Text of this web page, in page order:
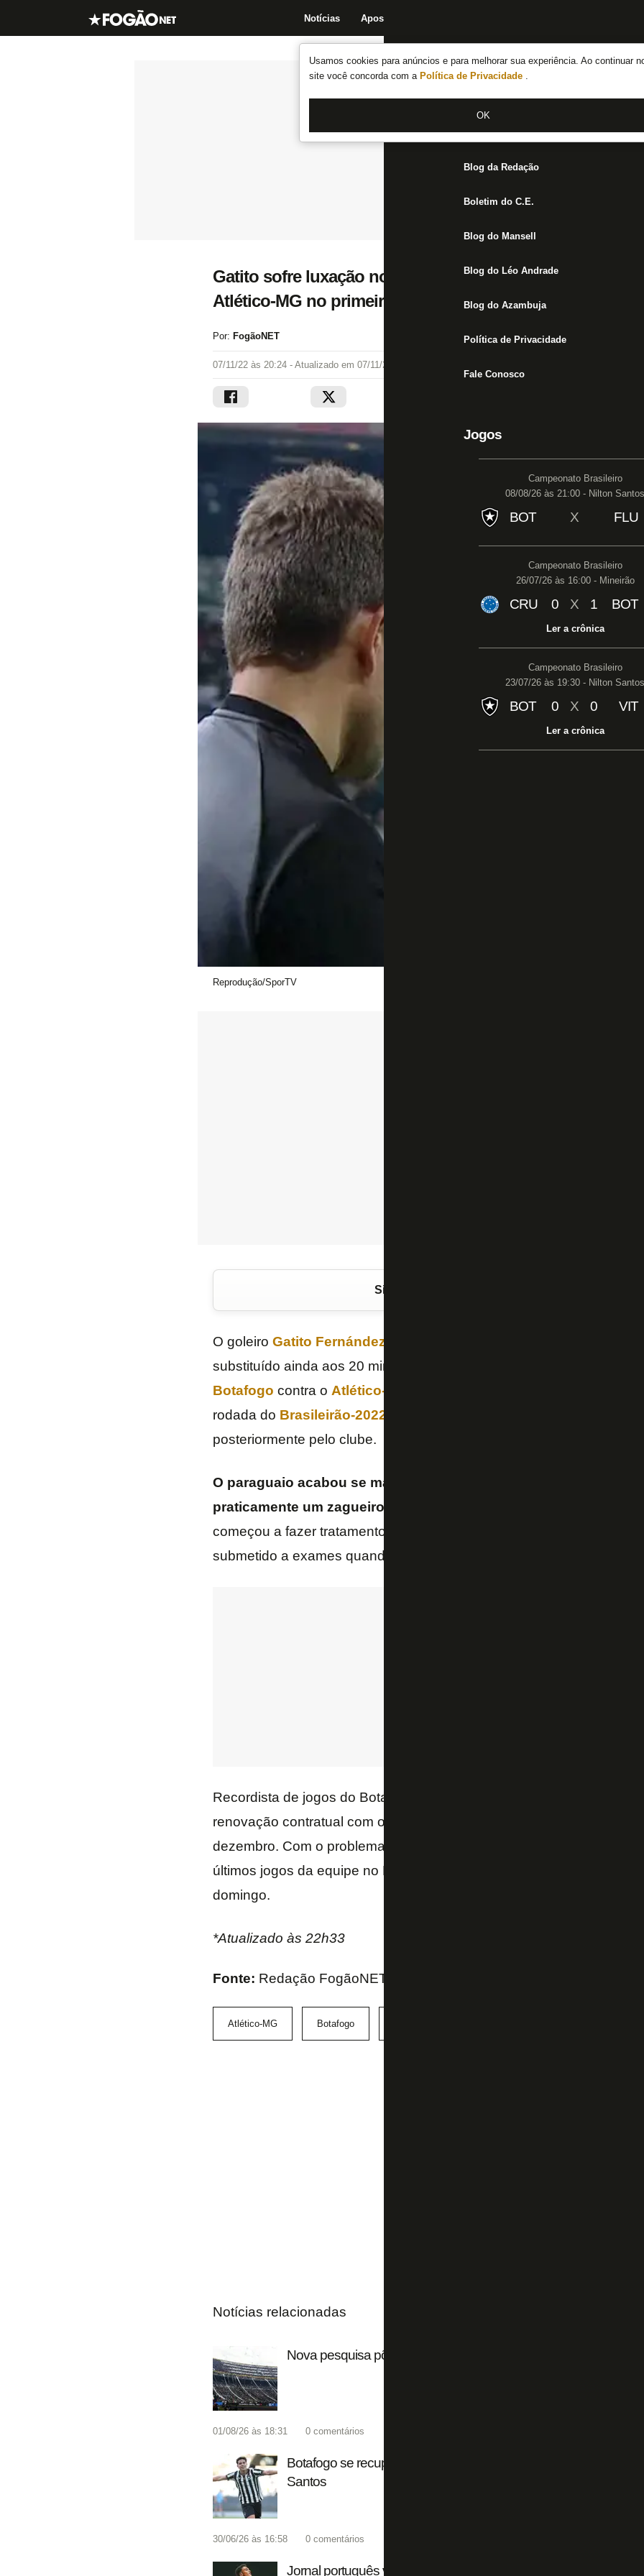
Usamos cookies para anúncios e para melhorar sua experiência. Ao continuar
site você concorda com a Política de Privacidade .
OK
Notícias Apostas
Notícias do Botafogo
Fórum
Jogos
Blog da Redação
Boletim do C.E.
Blog do Mansell
Blog do Léo Andrade
Blog do Azambuja
Política de Privacidade
Fale Conosco
Jogos
Campeonato Brasileiro
08/08/26 às 21:00 - Nilton Santos
BOT X FLU
Campeonato Brasileiro
26/07/26 às 16:00 - Mineirão
CRU 0 X 1 BOT
Ler a crônica
Campeonato Brasileiro
23/07/26 às 19:30 - Nilton Santos
BOT 0 X 0 VIT
Ler a crônica
Gatito sofre luxação no ombro e deixa jogo do Botafogo
Atlético-MG no primeiro tempo
Por: FogãoNET
07/11/22 às 20:24 - Atualizado em 07/11/22 às 22:33
Reprodução/SporTV
Siga o FogãoNET
O goleiro Gatito Fernández
substituído ainda aos 20 minutos do primeiro tempo por
Botafogo contra o Atlético-MG
rodada do Brasileirão-2022
posteriormente pelo clube.
O paraguaio acabou se machucando num lance em que saiu do
praticamente um zagueiro, tentando desarmar os jogadores do
começou a fazer tratamento ainda no banco de reservas, com gelo
submetido a exames quando voltar ao Rio de Janeiro.
Recordista de jogos do Botafogo entre atletas estrangeiros, Gatito
renovação contratual com o clube para 2023, já que o atual vínculo
dezembro. Com o problema no ombro, fica a dúvida se o goleiro
últimos jogos da equipe no Brasileirão, contra
domingo.
*Atualizado às 22h33
Fonte: Redação FogãoNET e SporTV
Atlético-MG Botafogo
Notícias relacionadas
Nova pesquisa põe torcida do Botafogo em 12º lugar no Brasil
01/08/26 às 18:31 0 comentários
Botafogo se recupera no Brasileiro Sub-17 e vence Atlético-MG
Santos
30/06/26 às 16:58 0 comentários
Jornal português volta a colocar volante do Braga na mira de